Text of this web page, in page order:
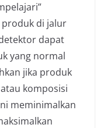
produk di jalur
dapat
yang normal
jika produk
komposisi
meminimalkan